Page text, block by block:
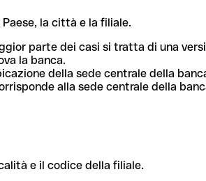
la città e la filiale.
parte dei casi si tratta di una
la banca.
della sede centrale della
alla sede centrale della
e il codice della filiale.